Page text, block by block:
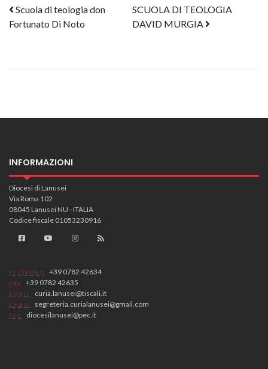
Post navigation
Scuola di teologia don
Fortunato Di Noto
SCUOLA DI TEOLOGIA
DAVID MURGIA
INFORMAZIONI
Diocesi di Lanusei
Via Roma 102
08045 Lanusei NU - ITALIA
Codice fiscale 01053230916
TELEFONO +39 0782 42634
FAX +39 0782 42635
EMAIL curia.lanusei@tiscali.it
EMAIL segreteria.curialanusei@gmail.com
PEC diocesilanusei@pec.it